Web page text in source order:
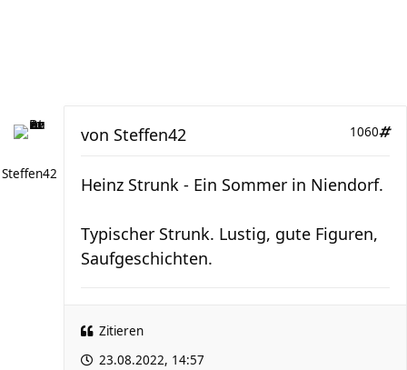
Steffen42
1060
von Steffen42
Heinz Strunk - Ein Sommer in Niendorf.
Typischer Strunk. Lustig, gute Figuren,
Saufgeschichten.
Zitieren
23.08.2022, 14:57